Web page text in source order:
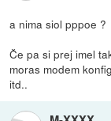
a nima siol pppoe ?
Če pa si prej imel
moras modem
itd..